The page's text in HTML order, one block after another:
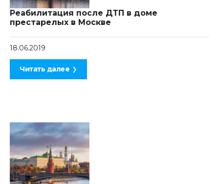
Реабилитация после ДТП в доме
престарелых в Москве
18.06.2019
Читать далее